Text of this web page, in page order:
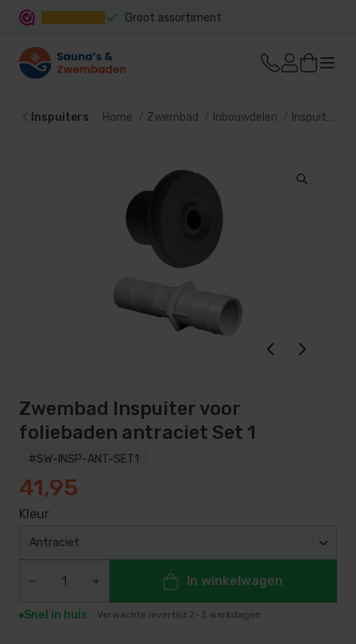
Groot assortiment
Inspuiters Home Zwembad Inbouwdelen Inspuiters
Zwembad Inspuiter voor
foliebaden antraciet Set 1
#SW-INSP-ANT-SET1
41,95
Kleur
Antraciet
In winkelwagen
Snel in huis Verwachte levertijd 2–3 werkdagen